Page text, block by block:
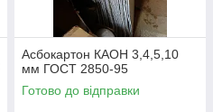
Асбокартон КАОН 3,4,5,10
мм ГОСТ 2850-95
Готово до відправки